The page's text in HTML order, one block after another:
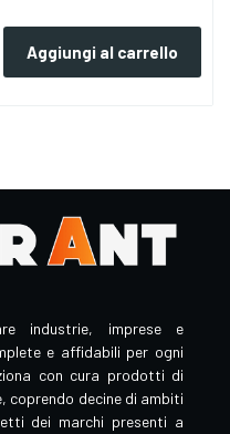
Aggiungi al carrello
industrie, imprese e
e affidabili per ogni
con cura prodotti di
coprendo decine di ambiti
dei marchi presenti a